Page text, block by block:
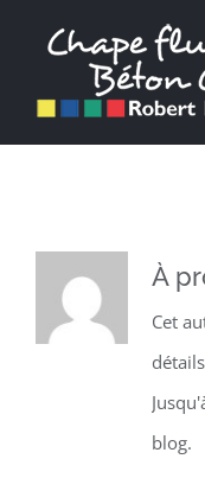
contenu
À
Cet
blog.